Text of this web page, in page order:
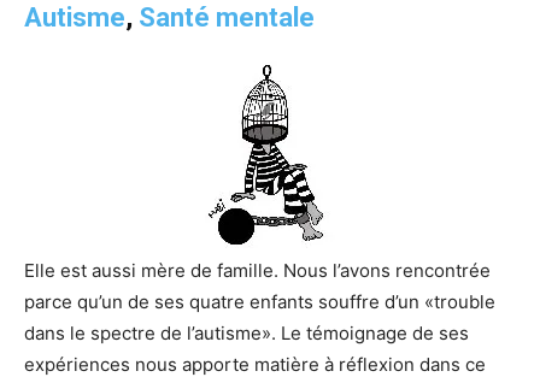
Autisme, Santé mentale
Elle est aussi mère de famille. Nous l’avons rencontrée
parce qu’un de ses quatre enfants souffre d’un «trouble
dans le spectre de l’autisme». Le témoignage de ses
expériences nous apporte matière à réflexion dans ce